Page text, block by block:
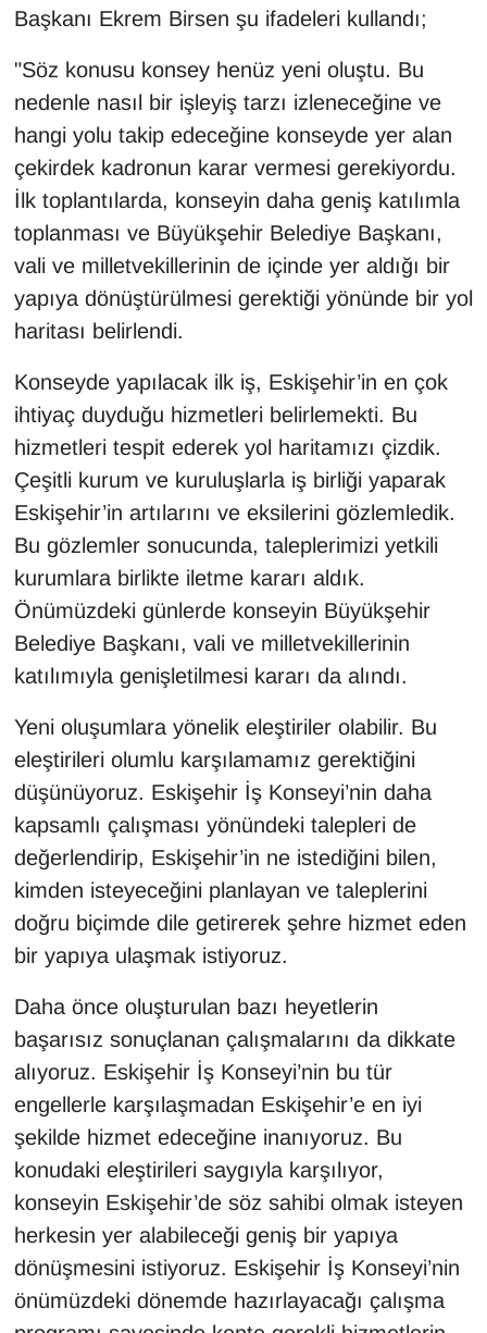
Başkanı Ekrem Birsen şu ifadeleri kullandı;
"Söz konusu konsey henüz yeni oluştu. Bu
nedenle nasıl bir işleyiş tarzı izleneceğine ve
hangi yolu takip edeceğine konseyde yer alan
çekirdek kadronun karar vermesi gerekiyordu.
İlk toplantılarda, konseyin daha geniş katılımla
toplanması ve Büyükşehir Belediye Başkanı,
vali ve milletvekillerinin de içinde yer aldığı bir
yapıya dönüştürülmesi gerektiği yönünde bir yol
haritası belirlendi.
Konseyde yapılacak ilk iş, Eskişehir’in en çok
ihtiyaç duyduğu hizmetleri belirlemekti. Bu
hizmetleri tespit ederek yol haritamızı çizdik.
Çeşitli kurum ve kuruluşlarla iş birliği yaparak
Eskişehir’in artılarını ve eksilerini gözlemledik.
Bu gözlemler sonucunda, taleplerimizi yetkili
kurumlara birlikte iletme kararı aldık.
Önümüzdeki günlerde konseyin Büyükşehir
Belediye Başkanı, vali ve milletvekillerinin
katılımıyla genişletilmesi kararı da alındı.
Yeni oluşumlara yönelik eleştiriler olabilir. Bu
eleştirileri olumlu karşılamamız gerektiğini
düşünüyoruz. Eskişehir İş Konseyi’nin daha
kapsamlı çalışması yönündeki talepleri de
değerlendirip, Eskişehir’in ne istediğini bilen,
kimden isteyeceğini planlayan ve taleplerini
doğru biçimde dile getirerek şehre hizmet eden
bir yapıya ulaşmak istiyoruz.
Daha önce oluşturulan bazı heyetlerin
başarısız sonuçlanan çalışmalarını da dikkate
alıyoruz. Eskişehir İş Konseyi’nin bu tür
engellerle karşılaşmadan Eskişehir’e en iyi
şekilde hizmet edeceğine inanıyoruz. Bu
konudaki eleştirileri saygıyla karşılıyor,
konseyin Eskişehir’de söz sahibi olmak isteyen
herkesin yer alabileceği geniş bir yapıya
dönüşmesini istiyoruz. Eskişehir İş Konseyi’nin
önümüzdeki dönemde hazırlayacağı çalışma